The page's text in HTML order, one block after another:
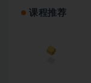
课程推荐